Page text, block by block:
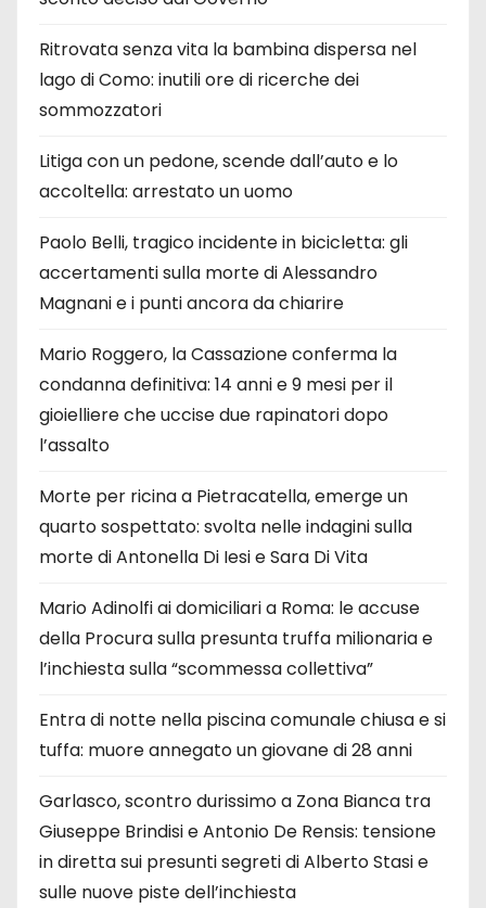
Ritrovata senza vita la bambina dispersa nel
lago di Como: inutili ore di ricerche dei
sommozzatori
Litiga con un pedone, scende dall’auto e lo
accoltella: arrestato un uomo
Paolo Belli, tragico incidente in bicicletta: gli
accertamenti sulla morte di Alessandro
Magnani e i punti ancora da chiarire
Mario Roggero, la Cassazione conferma la
condanna definitiva: 14 anni e 9 mesi per il
gioielliere che uccise due rapinatori dopo
l’assalto
Morte per ricina a Pietracatella, emerge un
quarto sospettato: svolta nelle indagini sulla
morte di Antonella Di Iesi e Sara Di Vita
Mario Adinolfi ai domiciliari a Roma: le accuse
della Procura sulla presunta truffa milionaria e
l’inchiesta sulla “scommessa collettiva”
Entra di notte nella piscina comunale chiusa e si
tuffa: muore annegato un giovane di 28 anni
Garlasco, scontro durissimo a Zona Bianca tra
Giuseppe Brindisi e Antonio De Rensis: tensione
in diretta sui presunti segreti di Alberto Stasi e
sulle nuove piste dell’inchiesta